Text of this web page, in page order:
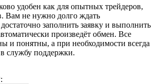
удобен как для опытных трейдеров,
Вам не нужно долго ждать
заполнить заявку и выполнить
произведёт обмен. Все
и понятны, а при необходимости всегда
службу поддержки.
: